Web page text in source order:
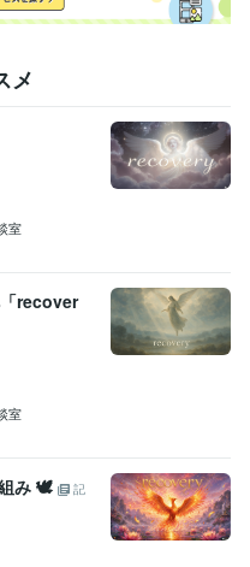
ラブ」です！
ョン
ス / コールセンター管理・運
ました☘️
）
年
スプレッドシート:3年
メ
室
recover
室
組み 🕊️
記